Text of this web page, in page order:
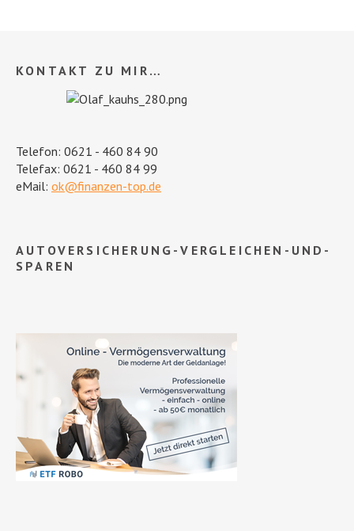
KONTAKT ZU MIR…
Telefon: 0621 - 460 84 90
Telefax: 0621 - 460 84 99
eMail: ok@finanzen-top.de
AUTOVERSICHERUNG-VERGLEICHEN-UND-
SPAREN